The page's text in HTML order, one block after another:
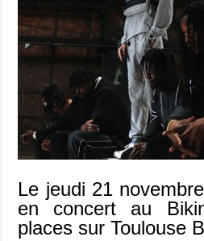
Le jeudi 21
en concert au
places sur Toulouse